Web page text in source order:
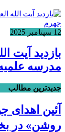
12 سپتامبر 2025
بازدید آیت
مدرسه
جدیدترین مطالب
آئین اهدای
روشن» در